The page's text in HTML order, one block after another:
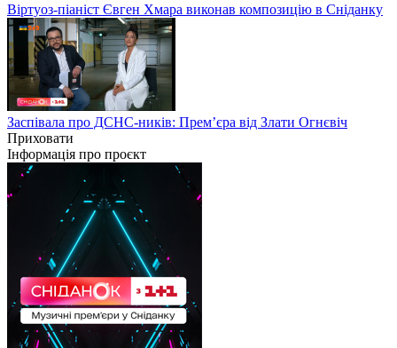
Віртуоз-піаніст Євген Хмара виконав композицію в Сніданку
Заспівала про ДСНС-ників: Прем’єра від Злати Огнєвіч
Приховати
Інформація про проєкт